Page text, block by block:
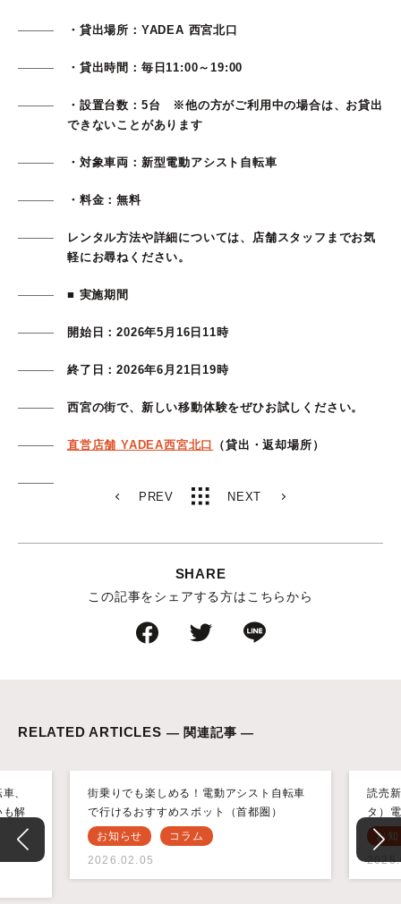
・貸出場所：YADEA 西宮北口
・貸出時間：毎日11:00～19:00
・設置台数：5台 ※他の方がご利用中の場合は、お貸出
できないことがあります
・対象車両：新型電動アシスト自転車
・料金：無料
レンタル方法や詳細については、店舗スタッフまでお気
軽にお尋ねください。
■ 実施期間
開始日：2026年5月16日11時
終了日：2026年6月21日19時
西宮の街で、新しい移動体験をぜひお試しください。
直営店舗 YADEA西宮北口 （貸出・返却場所）
PREV NEXT
SHARE
この記事をシェアする方はこちらから
RELATED ARTICLES — 関連記事 —
、
も解
街乗りでも楽しめる！電動アシスト自転車
で行けるおすすめスポット（首都圏）
お知らせ
コラム
2026.02.05
読売
タ）
お